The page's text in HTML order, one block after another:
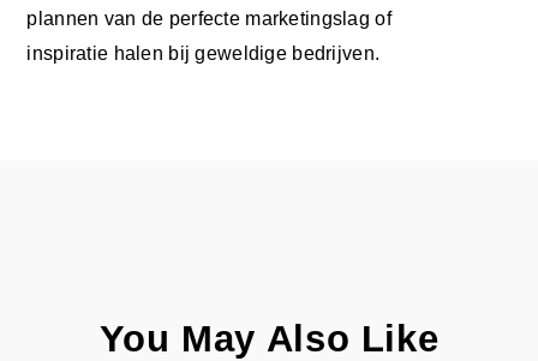
plannen van de perfecte marketingslag of
inspiratie halen bij geweldige bedrijven.
You May Also Like